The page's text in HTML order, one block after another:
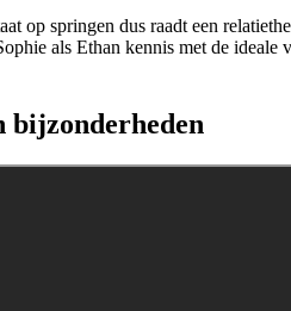
op springen dus raadt een
als Ethan kennis met de
bijzonderheden